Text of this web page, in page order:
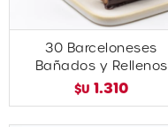
30 Barceloneses
Bañados y Rellenos
$U 1.310